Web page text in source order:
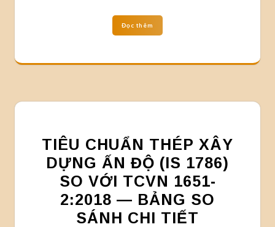
Đọc thêm
TIÊU CHUẨN THÉP XÂY
DỰNG ẤN ĐỘ (IS 1786)
SO VỚI TCVN 1651-
2:2018 — BẢNG SO
SÁNH CHI TIẾT